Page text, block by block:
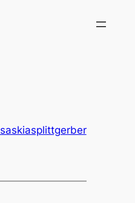
saskiasplittgerber